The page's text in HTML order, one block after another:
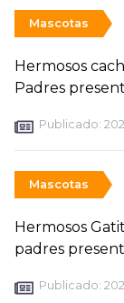
Mascotas
Hermosos
Padres
Publicado:
Mascotas
Hermosos
padres
Publicado: